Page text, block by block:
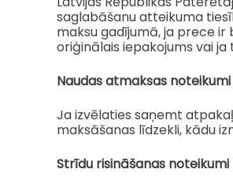
saglabāšanu atteikuma
maksu gadījumā, ja prece
oriģinālais iepakojums vai
Naudas atmaksas noteikumi
Ja izvēlaties saņemt
maksāšanas līdzekli, kādu
Strīdu risināšanas noteikumi